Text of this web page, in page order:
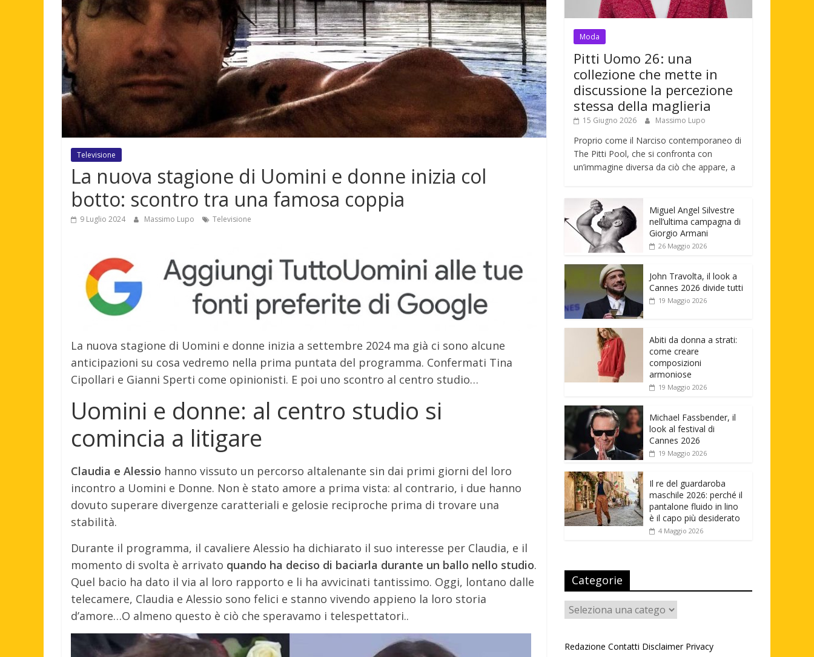
Televisione
La nuova stagione di Uomini e donne inizia col
botto: scontro tra una famosa coppia
9 Luglio 2024 Massimo Lupo Televisione
La nuova stagione di Uomini e donne inizia a settembre 2024 ma già ci sono alcune
anticipazioni su cosa vedremo nella prima puntata del programma. Confermati Tina
Cipollari e Gianni Sperti come opinionisti. E poi uno scontro al centro studio…
Uomini e donne: al centro studio si
comincia a litigare
Claudia e Alessio hanno vissuto un percorso altalenante sin dai primi giorni del loro
incontro a Uomini e Donne. Non è stato amore a prima vista: al contrario, i due hanno
dovuto superare divergenze caratteriali e gelosie reciproche prima di trovare una
stabilità.
Durante il programma, il cavaliere Alessio ha dichiarato il suo interesse per Claudia, e il
momento di svolta è arrivato quando ha deciso di baciarla durante un ballo nello studio.
Quel bacio ha dato il via al loro rapporto e li ha avvicinati tantissimo. Oggi, lontano dalle
telecamere, Claudia e Alessio sono felici e stanno vivendo appieno la loro storia
d’amore…O almeno questo è ciò che speravamo i telespettatori..
Moda
Pitti Uomo 26: una
collezione che mette in
discussione la percezione
stessa della maglieria
15 Giugno 2026 Massimo Lupo
Proprio come il Narciso contemporaneo di
The Pitti Pool, che si confronta con
un’immagine diversa da ciò che appare, a
Miguel Angel Silvestre
nell’ultima campagna di
Giorgio Armani
26 Maggio 2026
John Travolta, il look a
Cannes 2026 divide tutti
19 Maggio 2026
Abiti da donna a strati:
come creare
composizioni
armoniose
19 Maggio 2026
Michael Fassbender, il
look al festival di
Cannes 2026
19 Maggio 2026
Il re del guardaroba
maschile 2026: perché il
pantalone fluido in lino
è il capo più desiderato
4 Maggio 2026
Categorie
Categorie
Redazione Contatti Disclaimer Privacy